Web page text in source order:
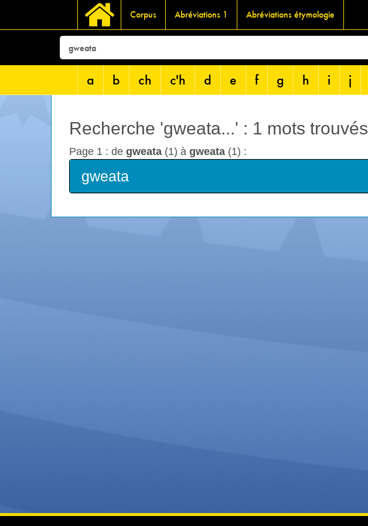
Corpus Abréviations 1 Abréviations étymologie
a b ch c'h d e f g h i j
Recherche 'gweata...' : 1 mots trouvés
Page 1 : de gweata (1) à gweata (1) :
gweata